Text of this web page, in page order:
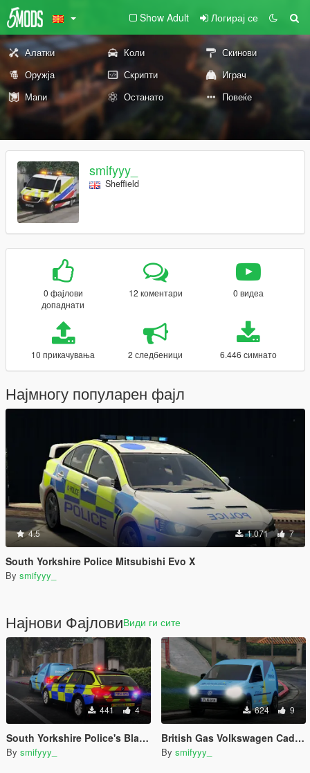
Show Adult Логирај се
Алатки Коли
Скинови
Оружја
Скрипти
Играч
Мапи
Останато Повеќе
smifyyy_
Sheffield
0 фајлови
допаднати
12 коментари 0 видеа
10 прикачувања 2 следбеници 6.446 симнато
Најмногу популарен фајл
4.5 1.071 7
South Yorkshire Police Mitsubishi Evo X
By smifyyy_
Најнови ФајловиВиди ги сите
441 4
South Yorkshire Police's Black BMW 330d Touring
By smifyyy_
624 9
British Gas Volkswagen Caddy Skin (No Emergency Lights)
By smifyyy_